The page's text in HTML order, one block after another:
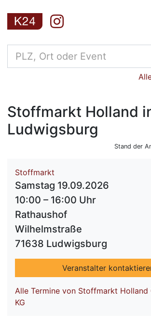
Stoffmarkt Holland
Ludwigsburg
Stand der
Stoffmarkt
Samstag 19.09.2026
10:00 – 16:00 Uhr
Rathaushof
Wilhelmstraße
71638 Ludwigsburg
Veranstalter
Alle Termine von Stoffmarkt Holland
KG